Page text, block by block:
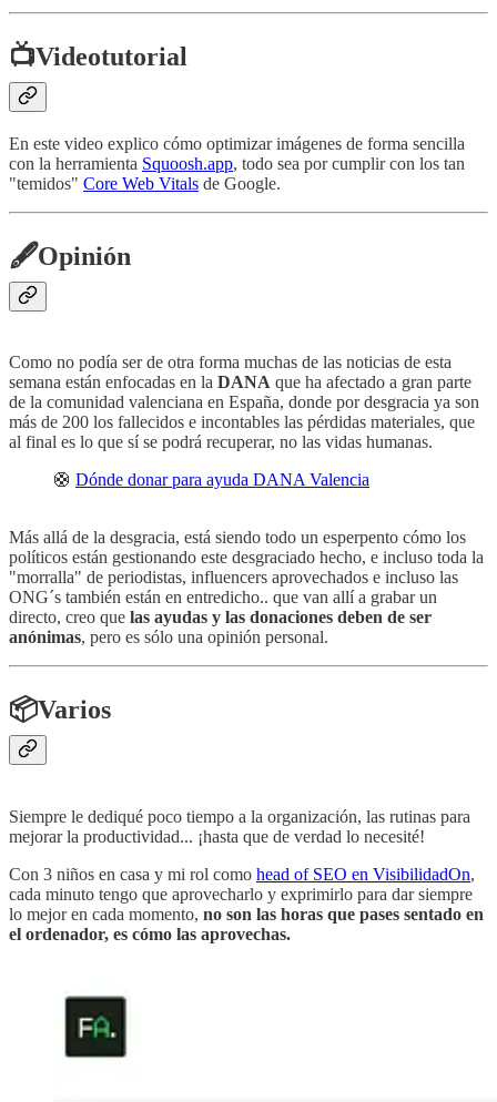
📺Videotutorial
En este video explico cómo optimizar imágenes de forma sencilla
con la herramienta Squoosh.app, todo sea por cumplir con los tan
"temidos" Core Web Vitals de Google.
🖋️Opinión
Como no podía ser de otra forma muchas de las noticias de esta
semana están enfocadas en la DANA que ha afectado a gran parte
de la comunidad valenciana en España, donde por desgracia ya son
más de 200 los fallecidos e incontables las pérdidas materiales, que
al final es lo que sí se podrá recuperar, no las vidas humanas.
🛟 Dónde donar para ayuda DANA Valencia
Más allá de la desgracia, está siendo todo un esperpento cómo los
políticos están gestionando este desgraciado hecho, e incluso toda la
"morralla" de periodistas, influencers aprovechados e incluso las
ONG´s también están en entredicho.. que van allí a grabar un
directo, creo que las ayudas y las donaciones deben de ser
anónimas, pero es sólo una opinión personal.
📦Varios
Siempre le dediqué poco tiempo a la organización, las rutinas para
mejorar la productividad... ¡hasta que de verdad lo necesité!
Con 3 niños en casa y mi rol como head of SEO en VisibilidadOn,
cada minuto tengo que aprovecharlo y exprimirlo para dar siempre
lo mejor en cada momento, no son las horas que pases sentado en
el ordenador, es cómo las aprovechas.